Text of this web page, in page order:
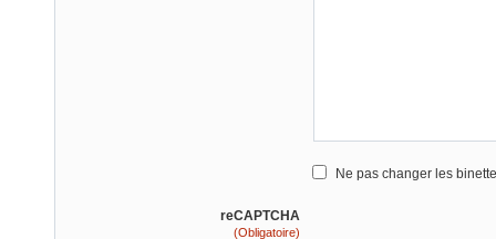
Ne pas changer les
reCAPTCHA
(Obligatoire)